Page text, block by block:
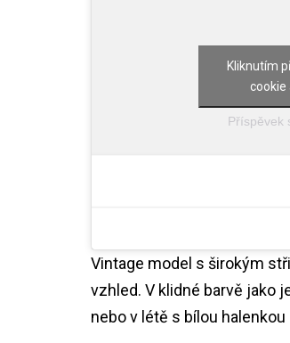
Příspěvek
Kliknutím
cookie
Vintage model s širokým
vzhled. V klidné barvě jako
nebo v létě s bílou